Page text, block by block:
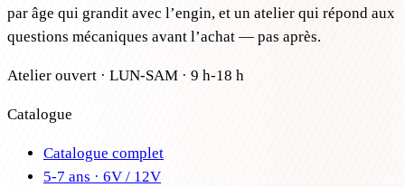
par âge qui grandit avec l’engin, et un atelier qui répond aux
questions mécaniques avant l’achat — pas après.
Atelier ouvert · LUN-SAM · 9 h-18 h
Catalogue
Catalogue complet
5-7 ans · 6V / 12V